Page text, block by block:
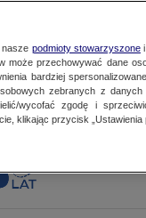
nasze podmioty stowarzyszonei
może przechowywać dane
bardziej
zebranych z danych
wycofać zgodę i
klikając przycisk „Ustawienia